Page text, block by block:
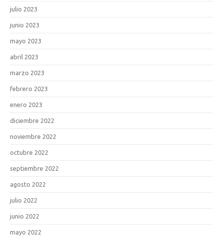
julio 2023
junio 2023
mayo 2023
abril 2023
marzo 2023
febrero 2023
enero 2023
diciembre 2022
noviembre 2022
octubre 2022
septiembre 2022
agosto 2022
julio 2022
junio 2022
mayo 2022